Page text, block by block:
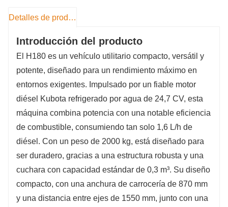
Detalles de producto
Introducción del producto
El H180 es un vehículo utilitario compacto, versátil y
potente, diseñado para un rendimiento máximo en
entornos exigentes. Impulsado por un fiable motor
diésel Kubota refrigerado por agua de 24,7 CV, esta
máquina combina potencia con una notable eficiencia
de combustible, consumiendo tan solo 1,6 L/h de
diésel. Con un peso de 2000 kg, está diseñado para
ser duradero, gracias a una estructura robusta y una
cuchara con capacidad estándar de 0,3 m³. Su diseño
compacto, con una anchura de carrocería de 870 mm
y una distancia entre ejes de 1550 mm, junto con una